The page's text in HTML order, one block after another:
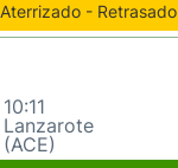
Aterrizado - Retrasado
10:11
Lanzarote
(ACE)